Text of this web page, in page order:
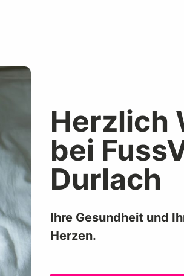
Herzlich
bei
Durlach
Ihre Gesundheit und
Herzen.